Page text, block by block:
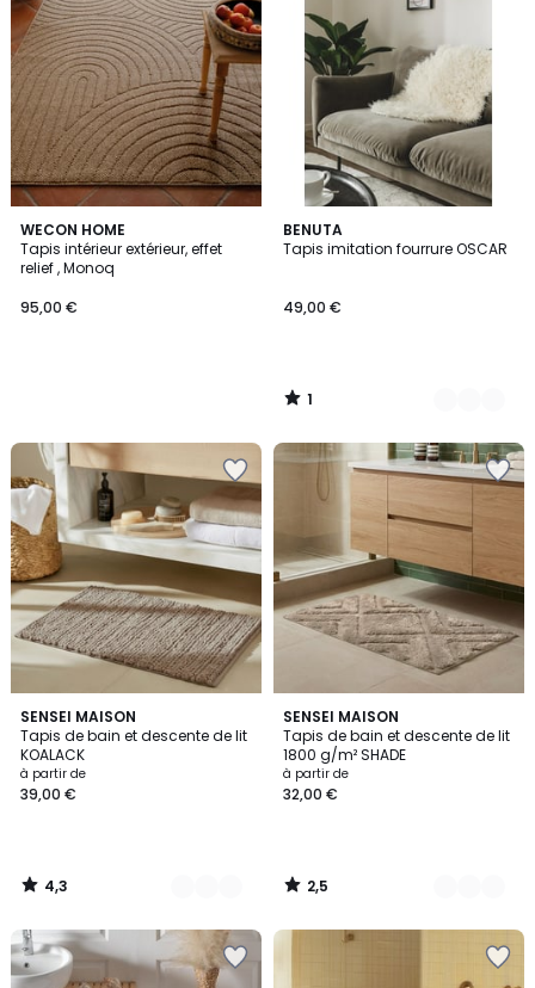
WECON HOME
Tapis intérieur extérieur, effet
relief , Monoq
95,00 €
BENUTA
Tapis imitation fourrure OSCAR
49,00 €
1
/
2
Couleurs
1
/
SENSEI MAISON
Tapis de bain et descente de lit
KOALACK
à partir de
39,00 €
4,3
/ 5
4
Couleurs
4,3
/
SENSEI MAISON
Tapis de bain et descente de lit
1800 g/m² SHADE
à partir de
32,00 €
2,5
/ 5
5
Couleurs
2,5
/